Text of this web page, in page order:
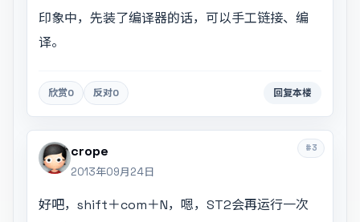
印象中，先装了编译器的话，可以手工链接、编
译。
欣赏0 反对0 回复本楼
#3
crope
2013年09月24日
好吧，shift＋com＋N，嗯，ST2会再运行一次